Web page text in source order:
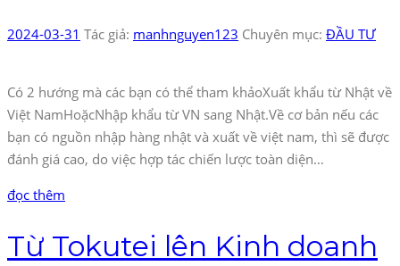
2024-03-31 Tác giả: manhnguyen123 Chuyên mục: ĐẦU TƯ
Có 2 hướng mà các bạn có thể tham khảoXuất khẩu từ Nhật về
Việt NamHoặcNhập khẩu từ VN sang Nhật.Về cơ bản nếu các
bạn có nguồn nhập hàng nhật và xuất về việt nam, thì sẽ được
đánh giá cao, do việc hợp tác chiến lược toàn diện…
đọc thêm
Từ Tokutei lên Kinh doanh